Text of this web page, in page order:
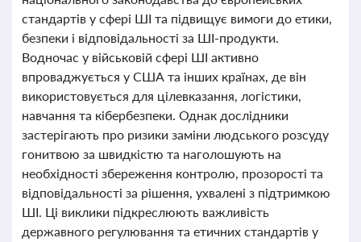
стандартів у сфері ШІ та підвищує вимоги до етики,
безпеки і відповідальності за ШІ-продукти.
Водночас у військовій сфері ШІ активно
впроваджується у США та інших країнах, де він
використовується для цілевказання, логістики,
навчання та кібербезпеки. Однак дослідники
застерігають про ризики заміни людського розсуду
гонитвою за швидкістю та наголошують на
необхідності збереження контролю, прозорості та
відповідальності за рішення, ухвалені з підтримкою
ШІ. Ці виклики підкреслюють важливість
державного регулювання та етичних стандартів у